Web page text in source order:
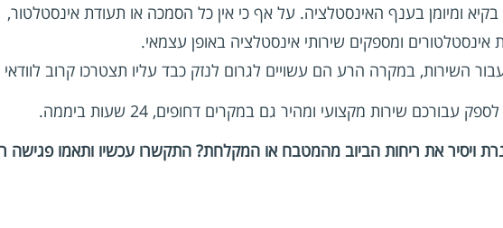
ומיומן בענף האינסטלציה. על אף כי אין כל הסמכה או תעודת אינסטלטור,
ומספקים שירותי אינסטלציה באופן עצמאי.
השירות, במקרה הרע הם עשויים לגרום לנזק כבד עליו תצטרכו קרוב
ויסיר את ריחות הביוב מהמטבח או המקלחת? התקשרו עכשיו ותאמו פגישה